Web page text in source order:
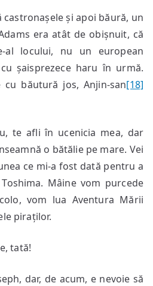
și apoi băură, un
era atât de obișnuit, că
locului, nu un european
șaisprezece haru în urmă.
cu băutură jos, Anjin-san[18]
te afli în ucenicia mea, dar
o bătălie pe mare. Vei
ce mi-a fost dată pentru a
Mâine vom purcede
vom lua Aventura Mării
piraților.
tată!
dar, de acum, e nevoie să